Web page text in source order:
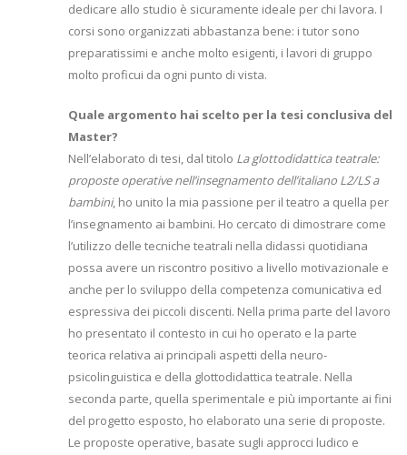
dedicare allo studio è sicuramente ideale per chi lavora. I
corsi sono organizzati abbastanza bene: i tutor sono
preparatissimi e anche molto esigenti, i lavori di gruppo
molto proficui da ogni punto di vista.
Quale argomento hai scelto per la tesi conclusiva del
Master?
Nell’elaborato di tesi, dal titolo La glottodidattica teatrale:
proposte operative nell’insegnamento dell’italiano L2/LS a
bambini, ho unito la mia passione per il teatro a quella per
l’insegnamento ai bambini. Ho cercato di dimostrare come
l’utilizzo delle tecniche teatrali nella didassi quotidiana
possa avere un riscontro positivo a livello motivazionale e
anche per lo sviluppo della competenza comunicativa ed
espressiva dei piccoli discenti. Nella prima parte del lavoro
ho presentato il contesto in cui ho operato e la parte
teorica relativa ai principali aspetti della neuro-
psicolinguistica e della glottodidattica teatrale. Nella
seconda parte, quella sperimentale e più importante ai fini
del progetto esposto, ho elaborato una serie di proposte.
Le proposte operative, basate sugli approcci ludico e